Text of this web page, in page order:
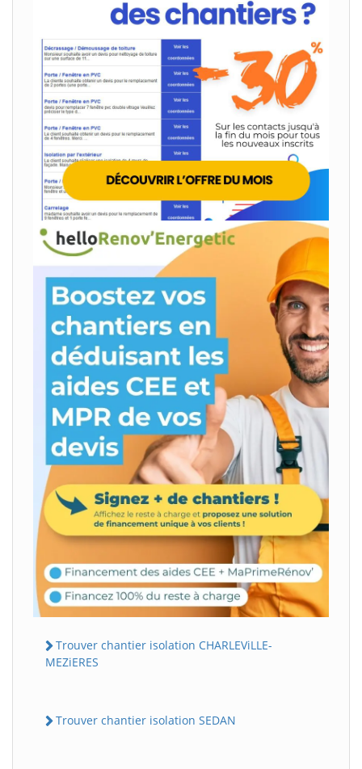
Trouver chantier isolation CHARLEViLLE-
MEZiERES
Trouver chantier isolation SEDAN